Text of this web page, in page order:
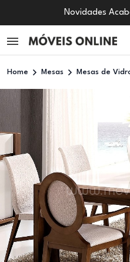
Novidades
Home Mesas Mesas de